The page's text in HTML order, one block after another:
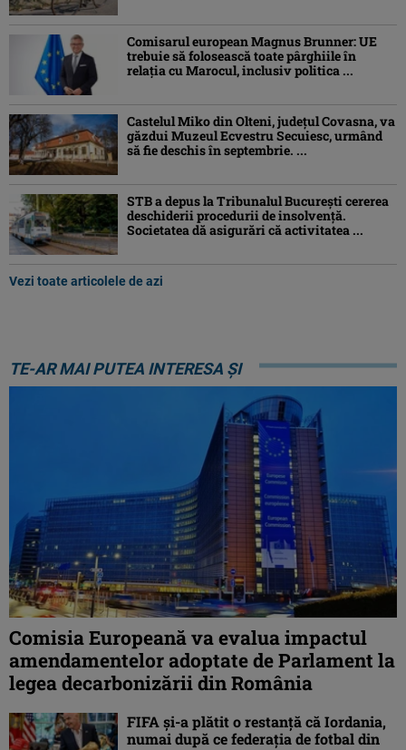
Comisarul european Magnus Brunner: UE
trebuie să folosească toate pârghiile în
relația cu Marocul, inclusiv politica ...
Castelul Miko din Olteni, județul Covasna, va
găzdui Muzeul Ecvestru Secuiesc, urmând
să fie deschis în septembrie. ...
STB a depus la Tribunalul București cererea
deschiderii procedurii de insolvență.
Societatea dă asigurări că activitatea ...
Vezi toate articolele de azi
TE-AR MAI PUTEA INTERESA ȘI
Comisia Europeană va evalua impactul
amendamentelor adoptate de Parlament la
legea decarbonizării din România
FIFA și-a plătit o restanță că Iordania,
numai după ce federația de fotbal din